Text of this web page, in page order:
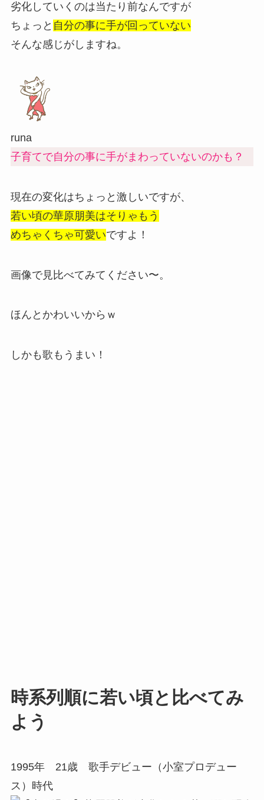
劣化していくのは当たり前なんですが
ちょっと 自分の事に手が回っていない
そんな感じがしますね。
runa
子育てで自分の事に手がまわっていないのかも？
現在の変化はちょっと激しいですが、
若い頃の華原朋美はそりゃもう
めちゃくちゃ可愛いですよ！
画像で見比べてみてください〜。
ほんとかわいいからｗ
しかも歌もうまい！
時系列順に若い頃と比べてみ
よう
1995年 21歳 歌手デビュー（小室プロデュー
ス）時代